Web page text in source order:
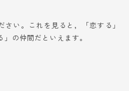
さい。これを見ると，「恋する」
の仲間だといえます。